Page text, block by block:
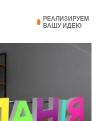
РЕАЛИЗИРУЕМ
ВАШУ ИДЕЮ